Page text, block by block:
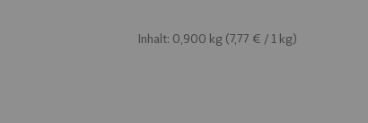
Inhalt: 0,900 kg (7,77 € / 1 kg)